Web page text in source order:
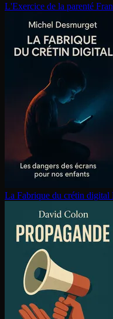
L'Exercice de la parenté
La Fabrique du crétin digital